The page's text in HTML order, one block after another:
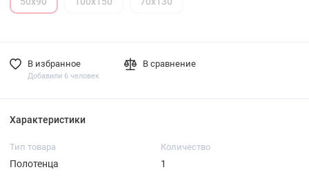
В избранное
Добавили 6 человек
В сравнение
Характеристики
Тип товара
Полотенца
Количество
1